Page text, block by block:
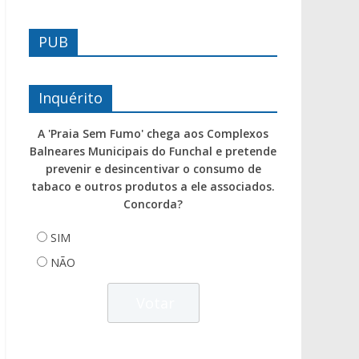
PUB
Inquérito
A 'Praia Sem Fumo' chega aos Complexos
Balneares Municipais do Funchal e pretende
prevenir e desincentivar o consumo de
tabaco e outros produtos a ele associados.
Concorda?
SIM
NÃO